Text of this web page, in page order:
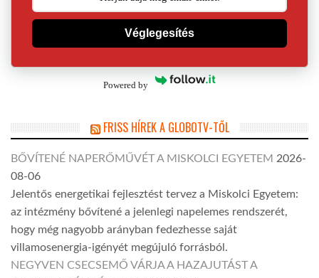
Véglegesítés
Powered by
FRISS HÍREK A GLOBOTV-TŐL
BŐVÍTENÉ NAPERŐMŰVÉT A MISKOLCI EGYETEM 2026-
08-06
Jelentős energetikai fejlesztést tervez a Miskolci Egyetem:
az intézmény bővítené a jelenlegi napelemes rendszerét,
hogy még nagyobb arányban fedezhesse saját
villamosenergia-igényét megújuló forrásból.
NEGYVEN CSECSEMŐ VÁRJA A HAZAJUTÁST A